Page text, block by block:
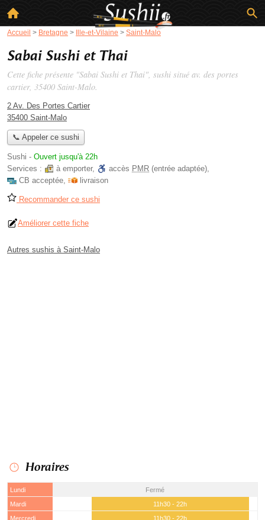
Accueil > Bretagne > Ille-et-Vilaine > Saint-Malo
Sabai Sushi et Thai
Cette fiche présente "Sabai Sushi et Thai", sushi situé av. des portes
cartier, 35400 Saint-Malo.
2 Av. Des Portes Cartier
35400 Saint-Malo
📞 Appeler ce sushi
Sushi - Ouvert jusqu'à 22h
Services :
à emporter, accès PMR (entrée adaptée),
CB acceptée, livraison
Recommander ce sushi
Améliorer cette fiche
Autres sushis à Saint-Malo
Horaires
Lundi
Fermé
Mardi
11h30 - 22h
Mercredi
11h30 - 22h